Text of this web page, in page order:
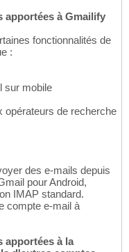
apportées à Gmailify
fonctionnalités de
:
sur mobile
opérateurs de recherche
des e-mails depuis
pour Android,
IMAP standard.
compte e-mail à
apportées à la